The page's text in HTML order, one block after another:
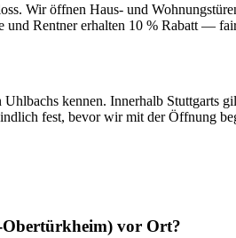
Wir öffnen Haus- und
Rentner erhalten 10 % Rabatt —
kennen. Innerhalb Stuttgarts
fest, bevor wir mit der Öffnung
Obertürkheim) vor Ort?